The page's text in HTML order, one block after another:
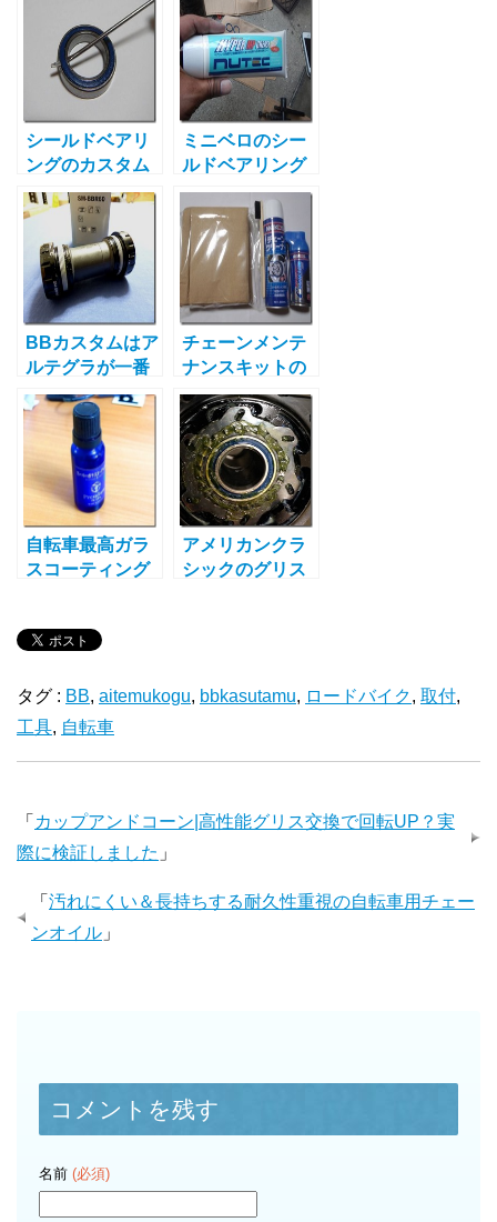
に必要なグリス
やメンテナンス
方法
なるコスパ最強
のBBとは
シールドベアリ
ングのカスタム
に！簡単にシー
ルが剥がれる秘
密とは
ミニベロのシー
ルドベアリング
カスタムに最
適！オススメグ
リスの紹介
BBカスタムはア
ルテグラが一番
の２つの理由|ギ
ア１枚分は軽い
です！
チェーンメンテ
ナンスキットの
紹介
自転車最高ガラ
スコーティング
徹底比較
アメリカンクラ
シックのグリス
タグ : BB, aitemukogu, bbkasutamu, ロードバイク, 取付,
工具, 自転車
「 カップアンドコーン|高性能グリス交換で回転UP？実
際に検証しました 」
「 汚れにくい＆長持ちする耐久性重視の自転車用チェー
ンオイル 」
コメントを残す
名前 (必須)